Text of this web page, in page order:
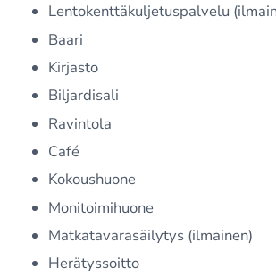
Lentokenttäkuljetuspalvelu
Baari
Kirjasto
Biljardisali
Ravintola
Café
Kokoushuone
Monitoimihuone
Matkatavarasäilytys (ilmainen)
Herätyssoitto